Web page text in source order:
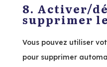
8. Activer/
supprimer
Vous pouvez utiliser
pour supprimer